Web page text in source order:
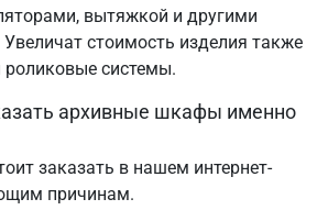
вытяжкой и другими
стоимость изделия также
системы.
архивные шкафы именно
заказать в нашем интернет-
причинам.